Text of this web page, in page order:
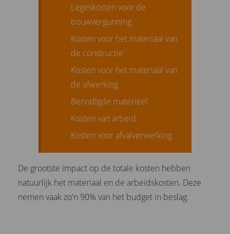
Legeskosten voor de
bouwvergunning
Kosten voor het materiaal van
de constructie
Kosten voor het materiaal van
de afwerking
Benodigde materieel
Kosten van arbeid
Kosten voor afvalverwerking
De grootste impact op de totale kosten hebben
natuurlijk het materiaal en de arbeidskosten. Deze
nemen vaak zo'n 90% van het budget in beslag.